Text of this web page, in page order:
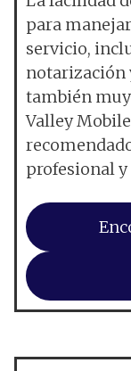
para
servicio,
notarización
también
Valley
profesional y